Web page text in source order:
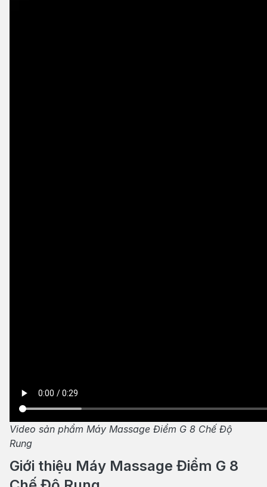
Video sản phẩm Máy Massage Điểm G 8 Chế Độ
Rung
Giới thiệu Máy Massage Điểm G 8